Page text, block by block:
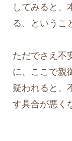
してみると、
る、というこ
ただでさえ不
に、ここで親
疑われると、
す具合が悪く